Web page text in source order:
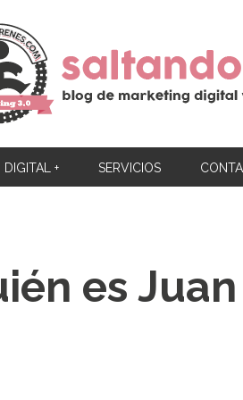
DIGITAL + SERVICIOS
es